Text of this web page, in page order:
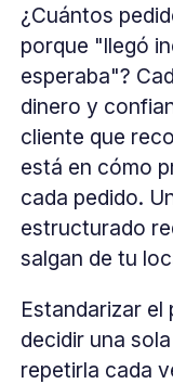
¿Cuántos
porque "llegó
esperaba"?
dinero y
cliente que
está en cómo
cada pedido.
estructurado
salgan de tu
Estandarizar
decidir una
repetirla cada